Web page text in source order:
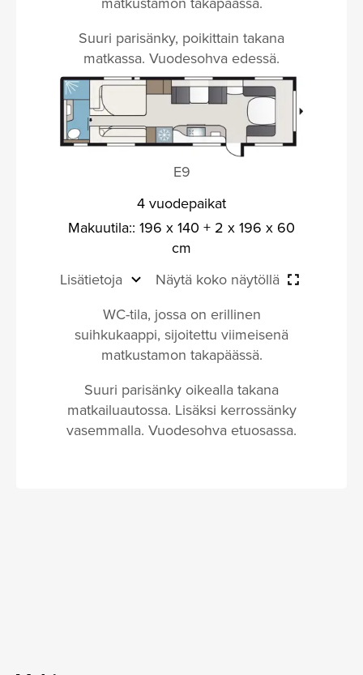
Suuri parisänky, poikittain takana
matkassa. Vuodesohva edessä.
E9
4 vuodepaikat
Makuutila:: 196 x 140 + 2 x 196 x 60
cm
Lisätietoja
Näytä koko näytöllä
WC-tila, jossa on erillinen
suihkukaappi, sijoitettu viimeisenä
matkustamon takapäässä.
Suuri parisänky oikealla takana
matkailuautossa. Lisäksi kerrossänky
vasemmalla. Vuodesohva etuosassa.